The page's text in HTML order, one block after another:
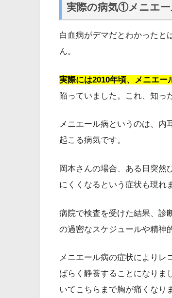
実際の病気①メニエ
白血病がデマだとわかったと
ん。
実際には2010年頃、メニエー
陥っていました。これ、知っ
メニエール病というのは、内
起こる病気です。
岡本さんの場合、ある日突然
にくくなるという症状も現れ
病院で検査を受けた結果、診
の過密なスケジュールや精神
メニエール病の症状によりレ
ばらく静養することになりま
いてこちらまで胸が痛くなり